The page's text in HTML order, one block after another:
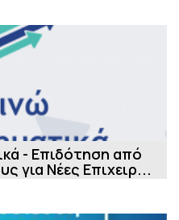
- Επιδότηση από
για Νέες Επιχειρ...